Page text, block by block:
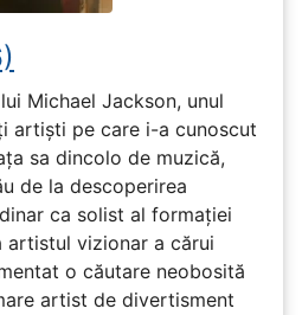
Michael Jackson, unul
artiști pe care i-a cunoscut
sa dincolo de muzică,
de la descoperirea
ca solist al formației
artistul vizionar a cărui
o căutare neobosită
artist de divertisment